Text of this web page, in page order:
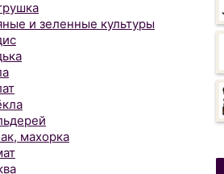
и зеленные культуры
махорка